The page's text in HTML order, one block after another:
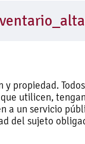
propiedad.
utilicen,
a un servicio
del sujeto